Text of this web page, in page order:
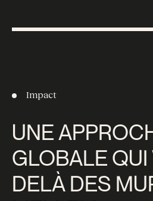
Impact
UNE
GLOBALE QUI
DELÀ DES